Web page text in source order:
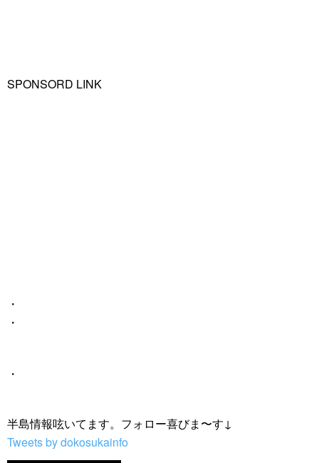
SPONSORD LINK
・
・
・
半島情報呟いてます。フォロー喜びま〜す↓
Tweets by dokosukainfo